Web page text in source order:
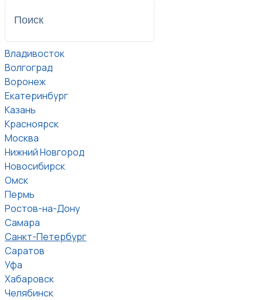
Владивосток
Волгоград
Воронеж
Екатеринбург
Казань
Красноярск
Москва
Нижний Новгород
Новосибирск
Омск
Пермь
Ростов-на-Дону
Самара
Санкт-Петербург
Саратов
Уфа
Хабаровск
Челябинск